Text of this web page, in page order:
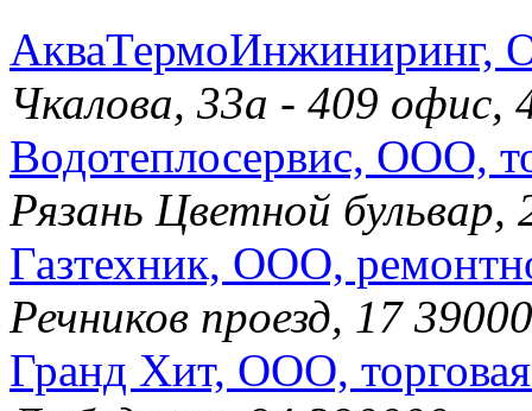
АкваТермоИнжиниринг,
Чкалова, 33а - 409
Водотеплосервис, ООО,
Рязань Цветной бульвар,
Газтехник, ООО,
Речников проезд, 17
Гранд Хит, ООО,